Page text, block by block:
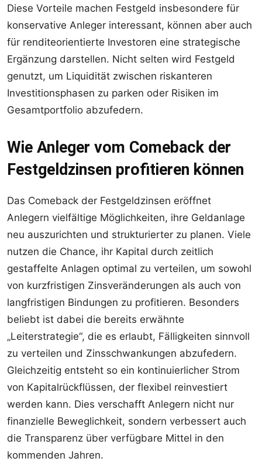
Diese Vorteile machen Festgeld insbesondere für
konservative Anleger interessant, können aber auch
für renditeorientierte Investoren eine strategische
Ergänzung darstellen. Nicht selten wird Festgeld
genutzt, um Liquidität zwischen riskanteren
Investitionsphasen zu parken oder Risiken im
Gesamtportfolio abzufedern.
Wie Anleger vom Comeback der
Festgeldzinsen profitieren können
Das Comeback der Festgeldzinsen eröffnet
Anlegern vielfältige Möglichkeiten, ihre Geldanlage
neu auszurichten und strukturierter zu planen. Viele
nutzen die Chance, ihr Kapital durch zeitlich
gestaffelte Anlagen optimal zu verteilen, um sowohl
von kurzfristigen Zinsveränderungen als auch von
langfristigen Bindungen zu profitieren. Besonders
beliebt ist dabei die bereits erwähnte
„Leiterstrategie“, die es erlaubt, Fälligkeiten sinnvoll
zu verteilen und Zinsschwankungen abzufedern.
Gleichzeitig entsteht so ein kontinuierlicher Strom
von Kapitalrückflüssen, der flexibel reinvestiert
werden kann. Dies verschafft Anlegern nicht nur
finanzielle Beweglichkeit, sondern verbessert auch
die Transparenz über verfügbare Mittel in den
kommenden Jahren.